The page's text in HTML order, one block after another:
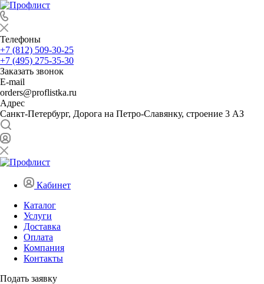
Телефоны
+7 (812) 509-30-25
+7 (495) 275-35-30
Заказать звонок
E-mail
orders@proflistka.ru
Адрес
Санкт-Петербург, Дорога на Петро-Славянку, строение 3 АЗ
Кабинет
Каталог
Услуги
Доставка
Оплата
Компания
Контакты
Подать заявку